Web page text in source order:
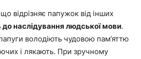
відрізняє папужок від інших
до наслідування людської мови.
володіють чудовою пам’яттю
і лякають. При зручному